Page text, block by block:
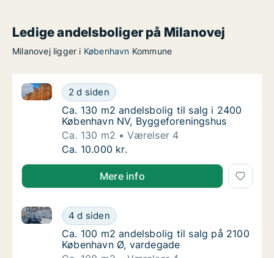
Ledige andelsboliger på Milanovej
Milanovej ligger i København Kommune
Ca. 130 m2 andelsbolig til salg i 2400
2 d siden
Ca. 130 m2 andelsbolig til salg i 2400 København
Ca. 130 m2 andelsbolig til salg i 2400
Ca. 130 m2 andelsbolig til salg i 2400
København NV, Byggeforeningshus
Ca. 130 m2
Værelser 4
Ca. 130 m2 andelsbolig til salg i 2400
Ca. 10.000 kr.
Mere info
Ca. 100 m2 andelsbolig til salg på 2100
4 d siden
Ca. 100 m2 andelsbolig til salg på 2100 København
Ca. 100 m2 andelsbolig til salg på 2100
Ca. 100 m2 andelsbolig til salg på 2100
København Ø, vardegade